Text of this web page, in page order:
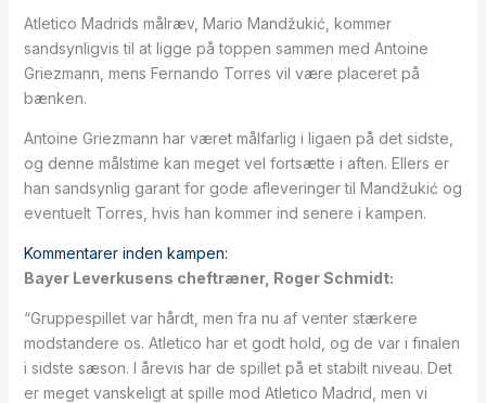
Atletico Madrids målræv, Mario Mandžukić, kommer
sandsynligvis til at ligge på toppen sammen med Antoine
Griezmann, mens Fernando Torres vil være placeret på
bænken.
Antoine Griezmann har været målfarlig i ligaen på det sidste,
og denne målstime kan meget vel fortsætte i aften. Ellers er
han sandsynlig garant for gode afleveringer til Mandžukić og
eventuelt Torres, hvis han kommer ind senere i kampen.
Kommentarer inden kampen:
Bayer Leverkusens cheftræner, Roger Schmidt:
“Gruppespillet var hårdt, men fra nu af venter stærkere
modstandere os. Atletico har et godt hold, og de var i finalen
i sidste sæson. I årevis har de spillet på et stabilt niveau. Det
er meget vanskeligt at spille mod Atletico Madrid, men vi